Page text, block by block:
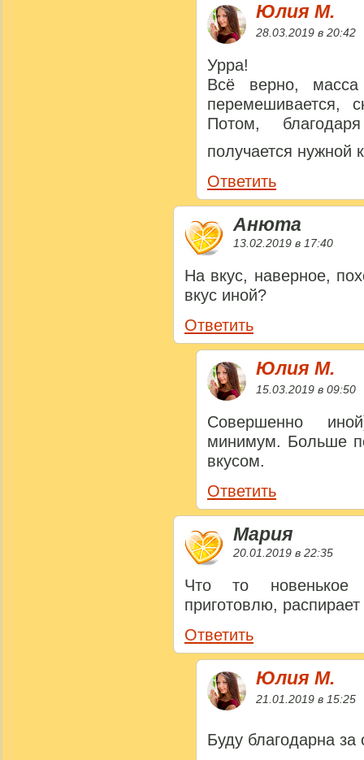
Юлия M.
28.03.2019 в 20:42
Урра!
Всё верно,
перемешивается,
Потом,
получается нужной
Ответить
Анюта
13.02.2019 в 17:40
На вкус, наверное,
вкус иной?
Ответить
Юлия M.
15.03.2019 в 09:50
Совершенно
минимум. Больше
вкусом.
Ответить
Мария
20.01.2019 в 22:35
Что то новенькое
приготовлю,
Ответить
Юлия M.
21.01.2019 в 15:25
Буду благодарна